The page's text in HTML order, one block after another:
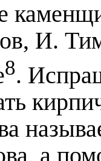
И.
8.
а